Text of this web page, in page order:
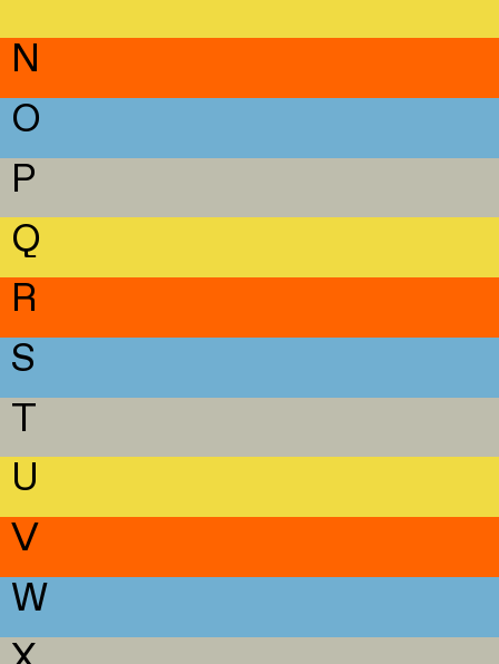
N
O
P
Q
R
S
T
U
V
W